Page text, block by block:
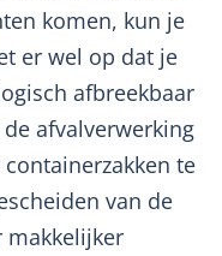
komen, kun je
er wel op dat je
afbreekbaar
afvalverwerking
te
van de
makkelijker